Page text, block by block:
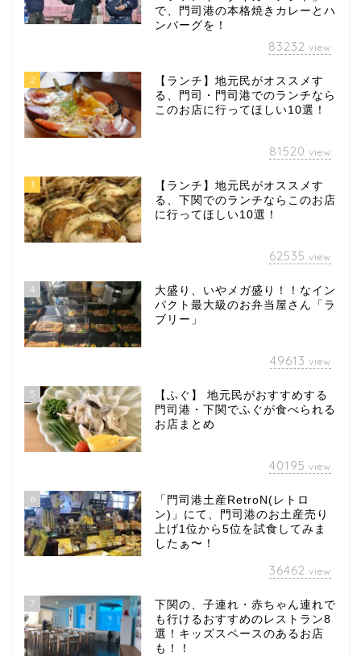
で、門司港の本格焼きカレーとハ
ンバーグを！
83232 view
2
【ランチ】地元民がオススメす
る、門司・門司港でのランチなら
このお店に行ってほしい10選！
81520 view
3
【ランチ】地元民がオススメす
る、下関でのランチならこのお店
に行ってほしい10選！
62535 view
4
大盛り、いやメガ盛り！！なイン
パクト最大級のお弁当屋さん「ラ
ブリー」
49613 view
5
【ふぐ】 地元民がおすすめする
門司港・下関でふぐが食べられる
お店まとめ
40195 view
6
「門司港土産RetroN(レトロ
ン)」にて、門司港のお土産売り
上げ1位から5位を試食してみま
したぁ〜！
36462 view
7
下関の、子連れ・赤ちゃん連れで
も行けるおすすめのレストラン8
選！キッズスペースのあるお店
も！！